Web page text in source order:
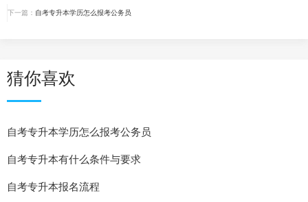
下一篇： 自考专升本学历怎么报考公务员
猜你喜欢
自考专升本学历怎么报考公务员
自考专升本有什么条件与要求
自考专升本报名流程